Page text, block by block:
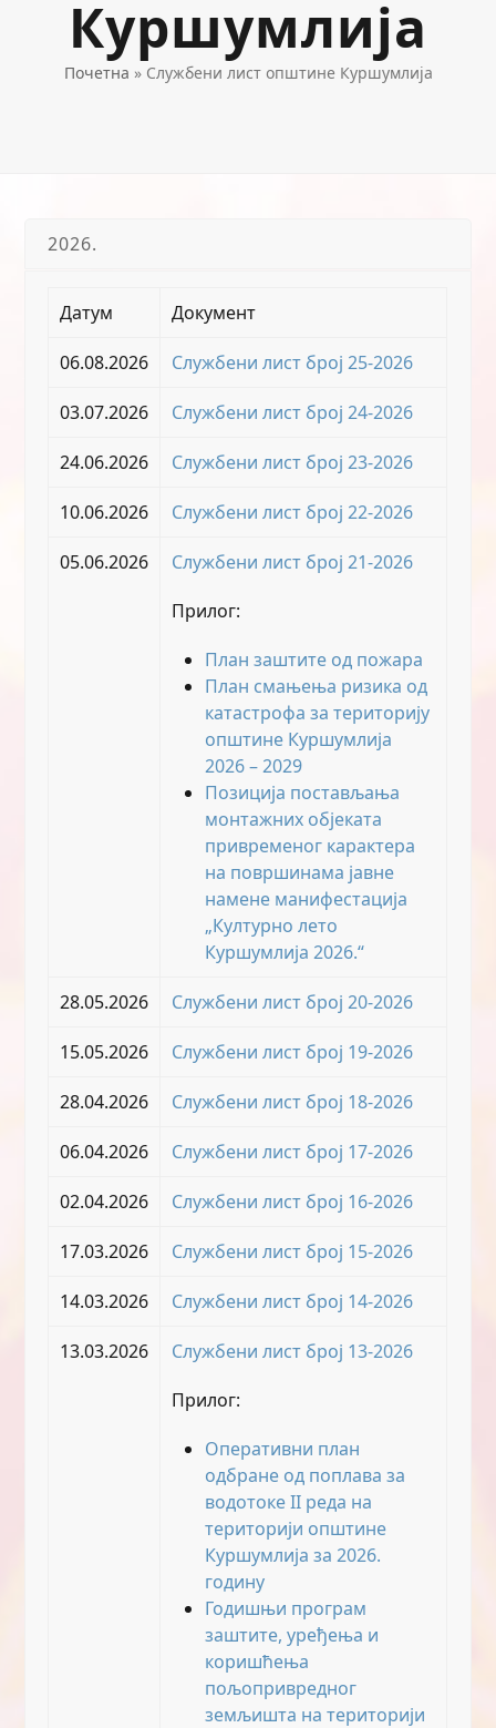
Куршумлија
Почетна » Службени лист општине Куршумлија
2026.
Датум Документ
06.08.2026 Службени лист број 25-2026
03.07.2026 Службени лист број 24-2026
24.06.2026 Службени лист број 23-2026
10.06.2026 Службени лист број 22-2026
05.06.2026
Службени лист број 21-2026
Прилог:
План заштите од пожара
План смањења ризика од
катастрофа за територију
општине Куршумлија
2026 – 2029
Позиција постављања
монтажних објеката
привременог карактера
на површинама јавне
намене манифестација
„Културно лето
Куршумлија 2026.“
28.05.2026 Службени лист број 20-2026
15.05.2026 Службени лист број 19-2026
28.04.2026 Службени лист број 18-2026
06.04.2026 Службени лист број 17-2026
02.04.2026 Службени лист број 16-2026
17.03.2026 Службени лист број 15-2026
14.03.2026 Службени лист број 14-2026
13.03.2026
Службени лист број 13-2026
Прилог:
Оперативни план
одбране од поплава за
водотоке II реда на
територији општине
Куршумлија за 2026.
годину
Годишњи програм
заштите, уређења и
коришћења
пољопривредног
земљишта на територији